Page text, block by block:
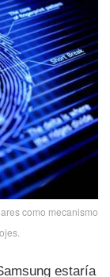
como mecanismo
estarí­a